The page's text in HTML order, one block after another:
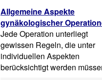
Allgemeine Aspekte
gynäkologischer
Jede Operation unterliegt
gewissen Regeln, die unter
individuellen Aspekten
berücksichtigt werden